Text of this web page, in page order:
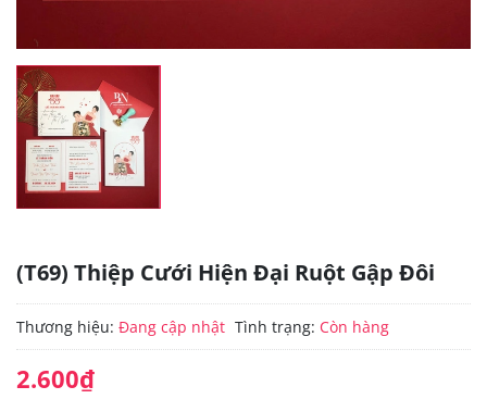
(T69) Thiệp Cưới Hiện Đại Ruột Gập Đôi
Thương hiệu: Đang cập nhật Tình trạng: Còn hàng
2.600₫